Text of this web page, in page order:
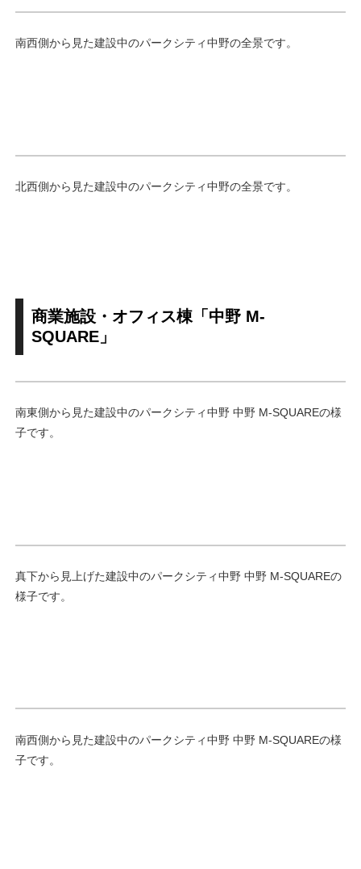
南西側から見た建設中のパークシティ中野の全景です。
北西側から見た建設中のパークシティ中野の全景です。
商業施設・オフィス棟「中野 M-
SQUARE」
南東側から見た建設中のパークシティ中野 中野 M-SQUAREの様
子です。
真下から見上げた建設中のパークシティ中野 中野 M-SQUAREの
様子です。
南西側から見た建設中のパークシティ中野 中野 M-SQUAREの様
子です。